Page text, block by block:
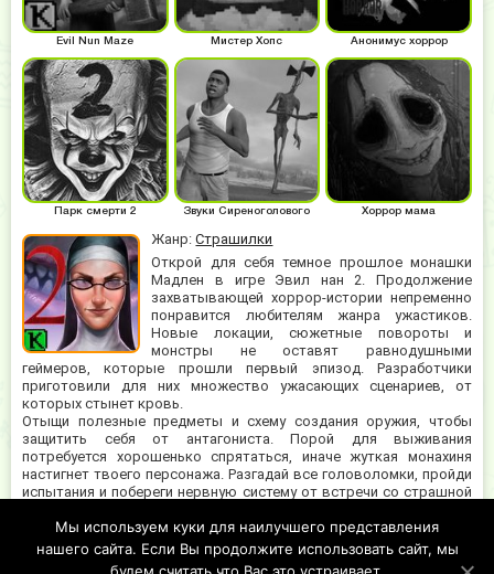
Жанр:Страшилки
Открой для себя темное прошлое монашки
Мадлен в игре Эвил нан 2. Продолжение
захватывающей хоррор-истории непременно
понравится любителям жанра ужастиков.
Новые локации, сюжетные повороты и
монстры не оставят равнодушными
геймеров, которые прошли первый эпизод. Разработчики
приготовили для них множество ужасающих сценариев, от
которых стынет кровь.
Отыщи полезные предметы и схему создания оружия, чтобы
защитить себя от антагониста. Порой для выживания
потребуется хорошенько спрятаться, иначе жуткая монахиня
настигнет твоего персонажа. Разгадай все головоломки, пройди
испытания и побереги нервную систему от встречи со страшной
возраста, поскольку содержит классические элементы жанра,
противопоказанные самым юным геймерам. Настоящий ужас
выживания ждёт тебя в данной забаве!
Evil Nun Maze Мистер Хопс Анонимус хоррор
Парк смерти 2 Звуки Сиреноголового Хоррор мама
Мы используем куки для наилучшего представления
нашего сайта. Если Вы продолжите использовать сайт, мы